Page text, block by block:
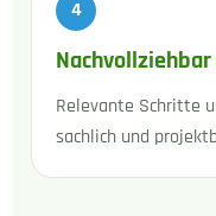
Relevante Schritte
sachlich und